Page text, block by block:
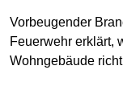
Vorbeugender
Feuerwehr erklärt,
Wohngebäude